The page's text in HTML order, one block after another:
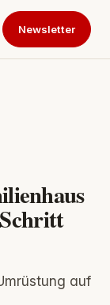
Newsletter
auf